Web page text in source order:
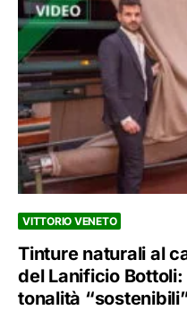
VITTORIO VENETO
Tinture naturali al
del Lanificio
tonalità